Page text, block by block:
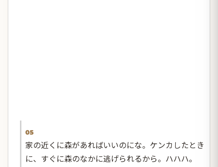
05
家の近くに森があればいいのにな。ケンカしたとき
に、すぐに森のなかに逃げられるから。ハハハ。